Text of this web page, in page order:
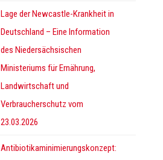
Lage der Newcastle-Krankheit in
Deutschland – Eine Information
des Niedersächsischen
Ministeriums für Ernährung,
Landwirtschaft und
Verbraucherschutz vom
23.03.2026
Antibiotikaminimierungskonzept: